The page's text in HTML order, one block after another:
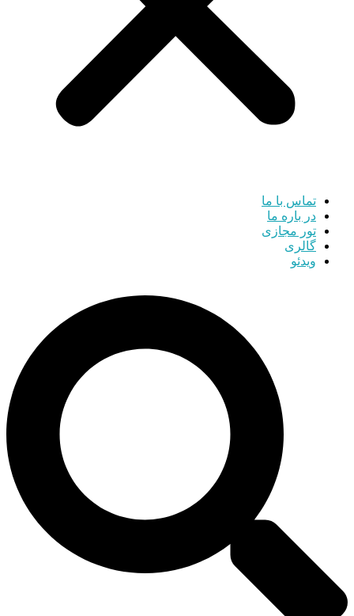
تماس با ما
در باره ما
تور مجازی
گالری
ویدئو